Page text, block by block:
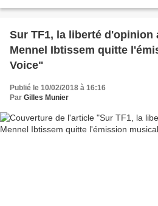
Sur TF1, la liberté d'opinion
Mennel Ibtissem quitte
Voice"
Publié le 10/02/2018 à 16:16
Par Gilles Munier